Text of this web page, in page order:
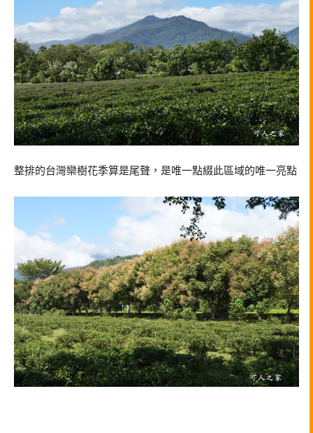
整排的台灣欒樹花季算是尾聲，是唯一點綴此區域的唯一亮點